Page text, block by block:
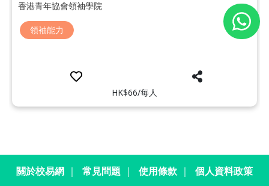
香港青年協會領袖學院
領袖能力
HK$66/每人
關於校易網 ｜ 常見問題 ｜ 使用條款 ｜ 個人資料政策